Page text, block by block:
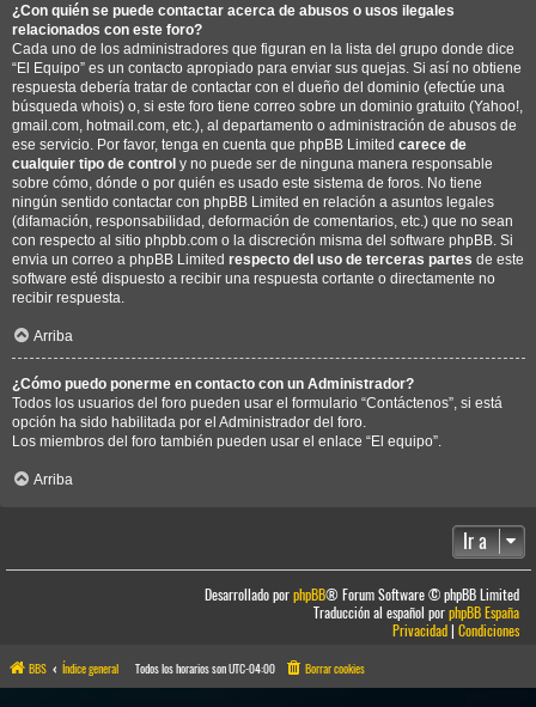
¿Con quién se puede contactar acerca de abusos o usos ilegales
relacionados con este foro?
Cada uno de los administradores que figuran en la lista del grupo donde dice
“El Equipo” es un contacto apropiado para enviar sus quejas. Si así no obtiene
respuesta debería tratar de contactar con el dueño del dominio (efectúe una
búsqueda whois) o, si este foro tiene correo sobre un dominio gratuito (Yahoo!,
gmail.com, hotmail.com, etc.), al departamento o administración de abusos de
ese servicio. Por favor, tenga en cuenta que phpBB Limited carece de
cualquier tipo de control y no puede ser de ninguna manera responsable
sobre cómo, dónde o por quién es usado este sistema de foros. No tiene
ningún sentido contactar con phpBB Limited en relación a asuntos legales
(difamación, responsabilidad, deformación de comentarios, etc.) que no sean
con respecto al sitio phpbb.com o la discreción misma del software phpBB. Si
envia un correo a phpBB Limited respecto del uso de terceras partes de este
software esté dispuesto a recibir una respuesta cortante o directamente no
recibir respuesta.
Arriba
¿Cómo puedo ponerme en contacto con un Administrador?
Todos los usuarios del foro pueden usar el formulario “Contáctenos”, si está
opción ha sido habilitada por el Administrador del foro.
Los miembros del foro también pueden usar el enlace “El equipo”.
Arriba
Ir a
Desarrollado porphpBB® Forum Software © phpBB Limited
Traducción al español porphpBB España
Privacidad|Condiciones
BBS Índice general Todos los horarios sonUTC-04:00 Borrar cookies